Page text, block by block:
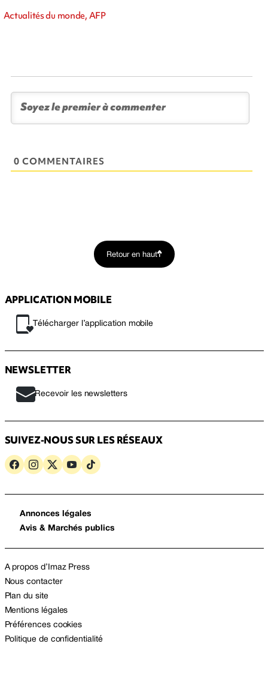
Actualités du monde, AFP
0 COMMENTAIRES
Retour en haut
APPLICATION MOBILE
Télécharger l’application mobile
NEWSLETTER
Recevoir les newsletters
SUIVEZ-NOUS SUR LES RÉSEAUX
Annonces légales
Avis & Marchés publics
A propos d’Imaz Press
Nous contacter
Plan du site
Mentions légales
Préférences cookies
Politique de confidentialité